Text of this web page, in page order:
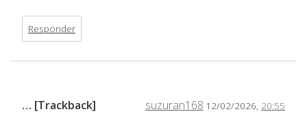
Responder
suzuran168 12/02/2026, 20:55
… [Trackback]